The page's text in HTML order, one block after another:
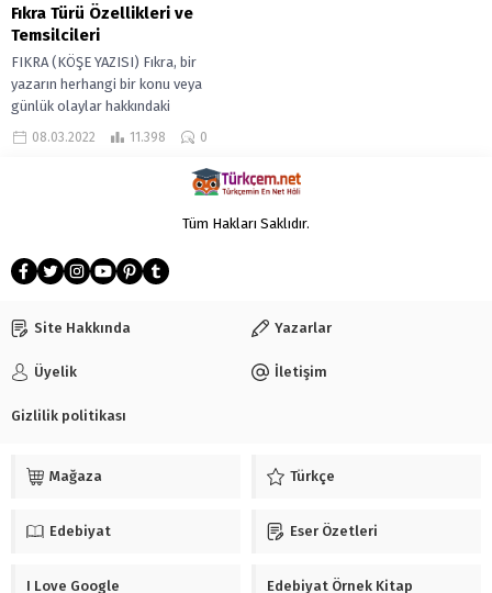
Fıkra Türü Özellikleri ve
Temsilcileri
FIKRA (KÖŞE YAZISI) Fıkra, bir
yazarın herhangi bir konu veya
günlük olaylar hakkındaki
görüşlerini, düşüncelerini ayrıntılara
inmeden anlattığı gazete ve...
08.03.2022 11.398 0
Tüm Hakları Saklıdır.
Site Hakkında Yazarlar
Üyelik İletişim
Gizlilik politikası
Mağaza Türkçe
Edebiyat Eser Özetleri
I Love Google Edebiyat Örnek Kitap